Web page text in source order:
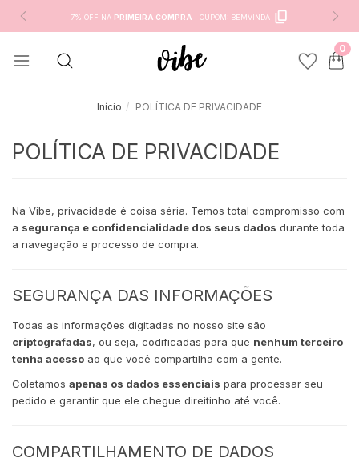
7% OFF NA PRIMEIRA COMPRA CUPOM: BEMVINDA
0
Início POLÍTICA DE PRIVACIDADE
POLÍTICA DE PRIVACIDADE
Na Vibe, privacidade é coisa séria. Temos total compromisso com
a segurança e confidencialidade dos seus dados durante toda
a navegação e processo de compra.
SEGURANÇA DAS INFORMAÇÕES
Todas as informações digitadas no nosso site são
criptografadas, ou seja, codificadas para que nenhum terceiro
tenha acesso ao que você compartilha com a gente.
Coletamos apenas os dados essenciais para processar seu
pedido e garantir que ele chegue direitinho até você.
COMPARTILHAMENTO DE DADOS